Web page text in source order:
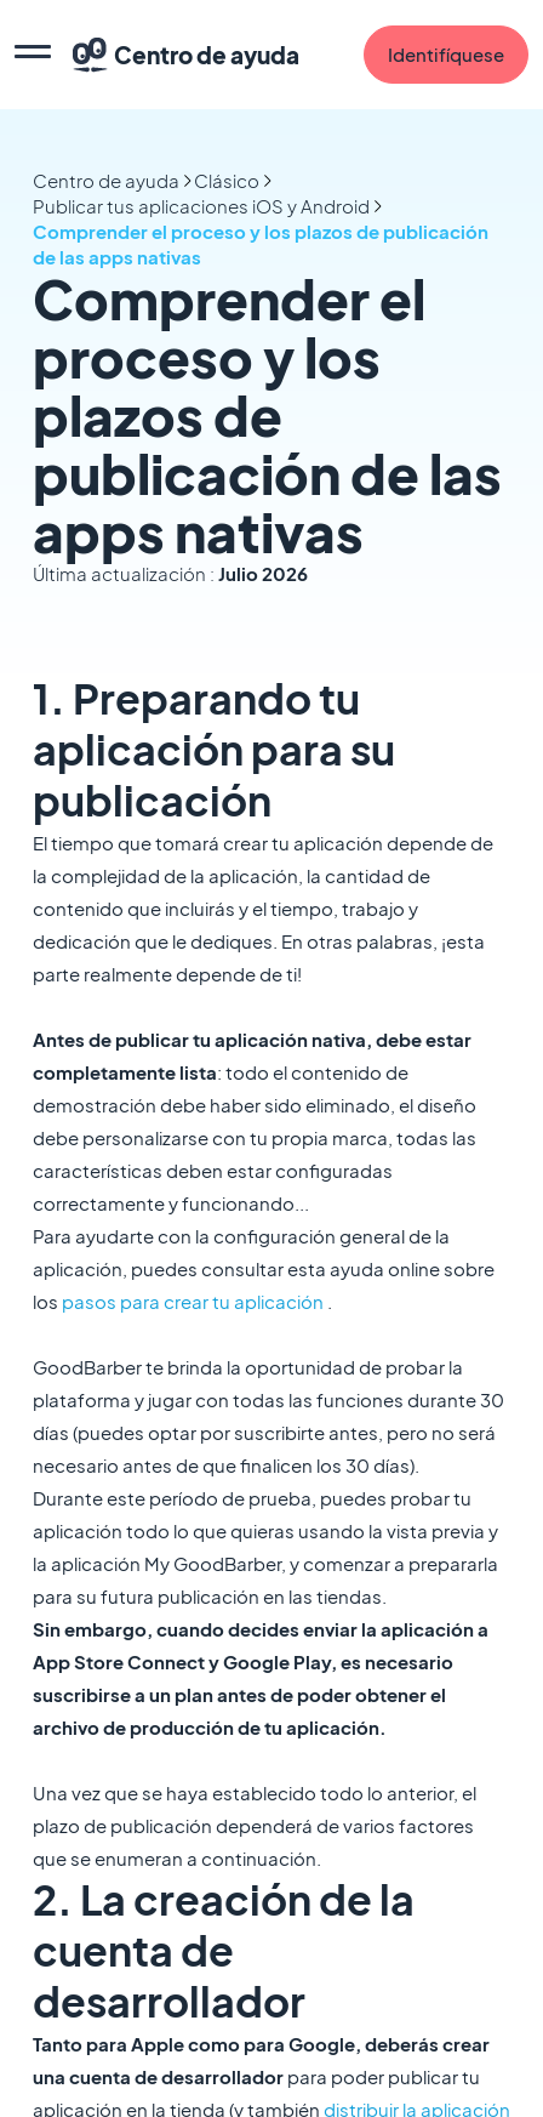
Centro de ayuda Identifíquese
Centro de ayuda
Clásico
Publicar tus aplicaciones iOS y Android
Comprender el proceso y los plazos de publicación
de las apps nativas
Comprender el
proceso y los
plazos de
publicación de las
apps nativas
Última actualización : Julio 2026
1. Preparando tu
aplicación para su
publicación
​El tiempo que tomará crear tu aplicación depende de
la complejidad de la aplicación, la cantidad de
contenido que incluirás y el tiempo, trabajo y
dedicación que le dediques. En otras palabras, ¡esta
parte realmente depende de ti!
Antes de publicar tu aplicación nativa, debe estar
completamente lista: todo el contenido de
demostración debe haber sido eliminado, el diseño
debe personalizarse con tu propia marca, todas las
características deben estar configuradas
correctamente y funcionando...
Para ayudarte con la configuración general de la
aplicación, puedes consultar esta ayuda online sobre
los pasos para crear tu aplicación
GoodBarber te brinda la oportunidad de probar la
plataforma y jugar con todas las funciones durante 30
días (puedes optar por suscribirte antes, pero no será
necesario antes de que finalicen los 30 días).
Durante este período de prueba, puedes probar tu
aplicación todo lo que quieras usando la vista previa y
la aplicación My GoodBarber, y comenzar a prepararla
para su futura publicación en las tiendas.
Sin embargo, cuando decides enviar la aplicación a
App Store Connect y Google Play, es necesario
suscribirse a un plan antes de poder obtener el
archivo de producción de tu aplicación.
Una vez que se haya establecido todo lo anterior, el
plazo de publicación dependerá de varios factores
que se enumeran a continuación.
2. La creación de la
cuenta de
desarrollador
Tanto para Apple como para Google, deberás crear
una cuenta de desarrolladorpara poder publicar tu
aplicación en la tienda (y también distribuir la aplicación